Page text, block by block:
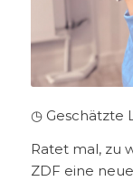
◷ Geschätzte
Ratet mal, zu
ZDF eine